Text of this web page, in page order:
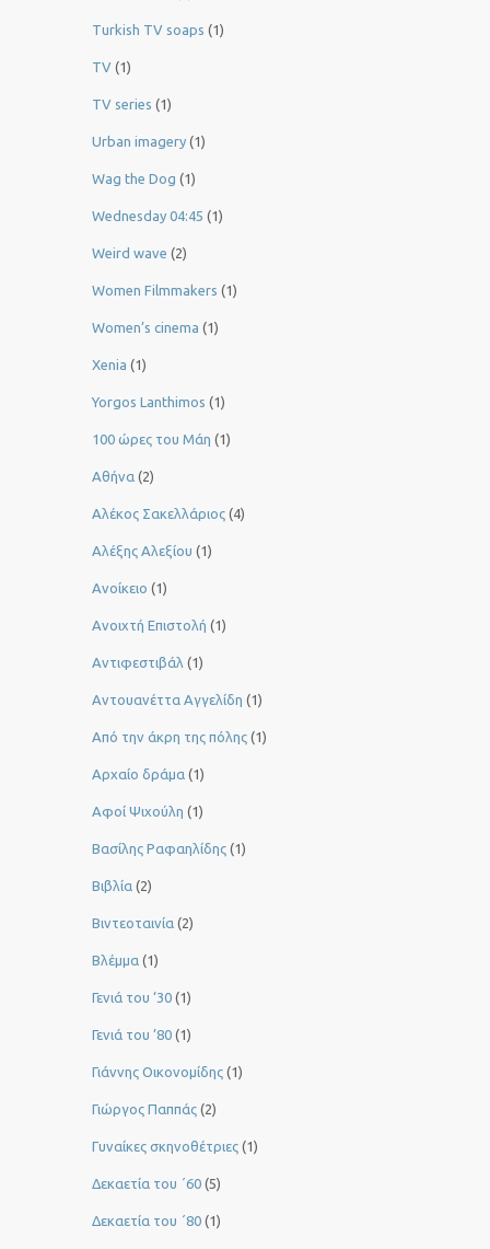
Turkish TV soaps (1)
TV (1)
TV series (1)
Urban imagery (1)
Wag the Dog (1)
Wednesday 04:45 (1)
Weird wave (2)
Women Filmmakers (1)
Women’s cinema (1)
Xenia (1)
Yorgos Lanthimos (1)
100 ώρες του Μάη (1)
Αθήνα (2)
Αλέκος Σακελλάριος (4)
Αλέξης Αλεξίου (1)
Ανοίκειο (1)
Ανοιχτή Επιστολή (1)
Αντιφεστιβάλ (1)
Αντουανέττα Αγγελίδη (1)
Από την άκρη της πόλης (1)
Αρχαίο δράμα (1)
Αφοί Ψιχούλη (1)
Βασίλης Ραφαηλίδης (1)
Βιβλία (2)
Βιντεοταινία (2)
Βλέμμα (1)
Γενιά του ‘30 (1)
Γενιά του ’80 (1)
Γιάννης Οικονομίδης (1)
Γιώργος Παππάς (2)
Γυναίκες σκηνοθέτριες (1)
Δεκαετία του ΄60 (5)
Δεκαετία του ΄80 (1)